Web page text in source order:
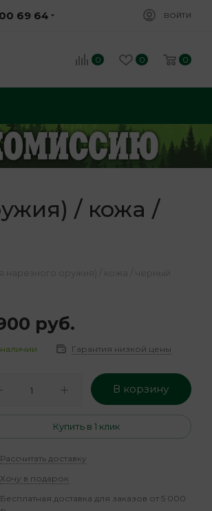
69 64 ВОЙТИ
0 0 0
/ кожа /
руб.
Гарантия низкой цены
В корзину
Купить в 1 клик
Рассчитать доставку
Хочу в подарок
Бесплатная доставка для заказов от 5 000